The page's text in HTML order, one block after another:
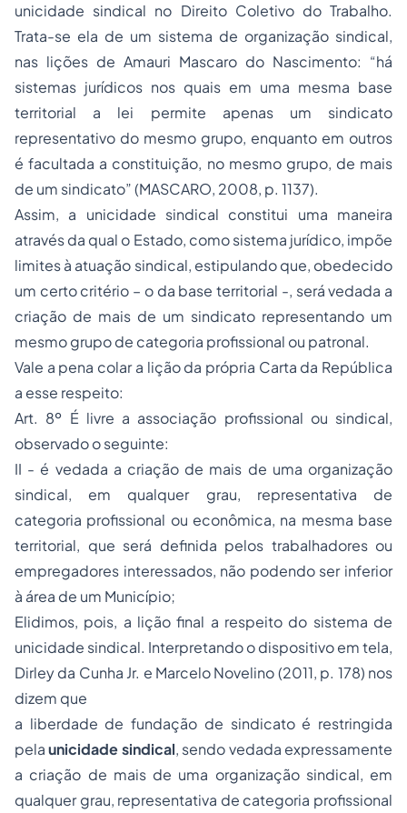
unicidade sindical no Direito Coletivo do Trabalho.
Trata-se ela de um sistema de organização sindical,
nas lições de Amauri Mascaro do Nascimento: “há
sistemas jurídicos nos quais em uma mesma base
territorial a lei permite apenas um sindicato
representativo do mesmo grupo, enquanto em outros
é facultada a constituição, no mesmo grupo, de mais
de um sindicato” (MASCARO, 2008, p. 1137).
Assim, a unicidade sindical constitui uma maneira
através da qual o Estado, como sistema jurídico, impõe
limites à atuação sindical, estipulando que, obedecido
um certo critério – o da base territorial -, será vedada a
criação de mais de um sindicato representando um
mesmo grupo de categoria profissional ou patronal.
Vale a pena colar a lição da própria Carta da República
a esse respeito:
Art. 8º É livre a associação profissional ou sindical,
observado o seguinte:
II - é vedada a criação de mais de uma organização
sindical, em qualquer grau, representativa de
categoria profissional ou econômica, na mesma base
territorial, que será definida pelos trabalhadores ou
empregadores interessados, não podendo ser inferior
à área de um Município;
Elidimos, pois, a lição final a respeito do sistema de
unicidade sindical. Interpretando o dispositivo em tela,
Dirley da Cunha Jr. e Marcelo Novelino (2011, p. 178) nos
dizem que
a liberdade de fundação de sindicato é restringida
pelaunicidade sindical, sendo vedada expressamente
a criação de mais de uma organização sindical, em
qualquer grau, representativa de categoria profissional